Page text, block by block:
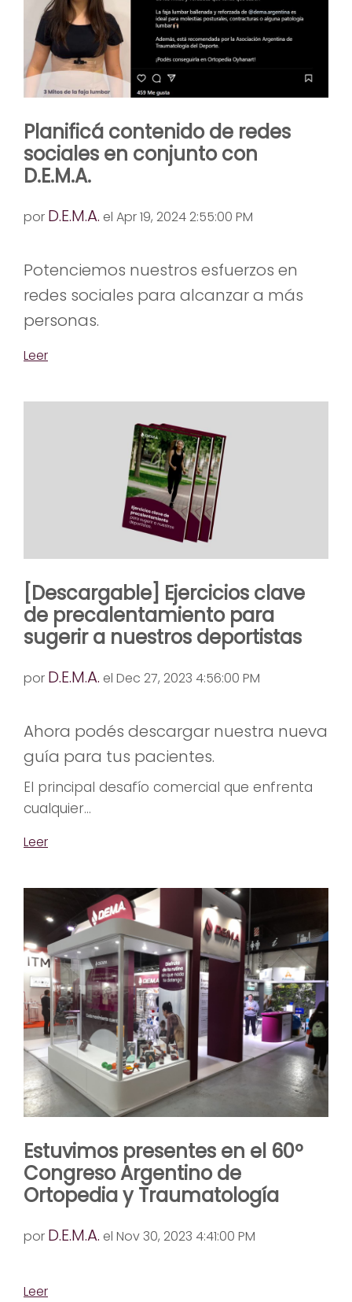
Planificá contenido de redes
sociales en conjunto con
D.E.M.A.
por D.E.M.A. el Apr 19, 2024 2:55:00 PM
Potenciemos nuestros esfuerzos en
redes sociales para alcanzar a más
personas.
Leer
[Descargable] Ejercicios clave
de precalentamiento para
sugerir a nuestros deportistas
por D.E.M.A. el Dec 27, 2023 4:56:00 PM
Ahora podés descargar nuestra nueva
guía para tus pacientes.
El principal desafío comercial que enfrenta
cualquier...
Leer
Estuvimos presentes en el 60º
Congreso Argentino de
Ortopedia y Traumatología
por D.E.M.A. el Nov 30, 2023 4:41:00 PM
Leer